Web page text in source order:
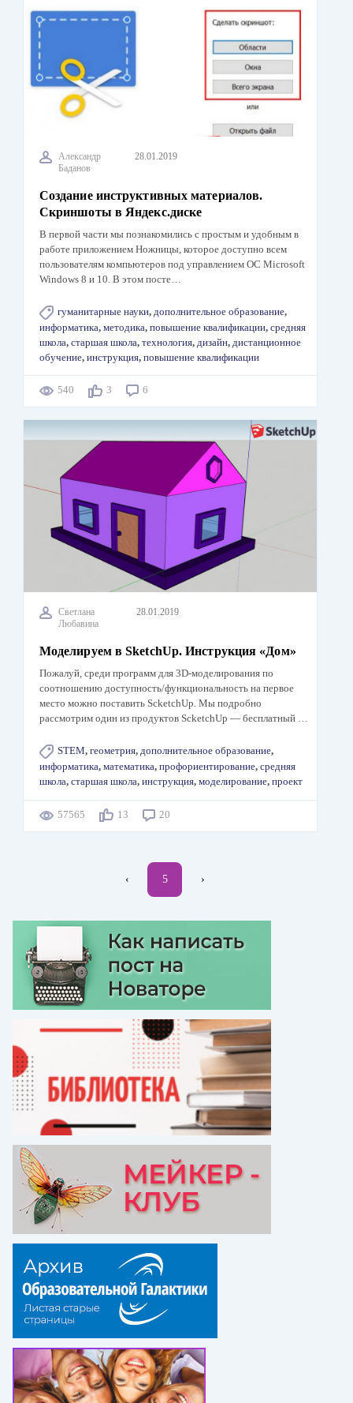
Александр
Баданов
28.01.2019
Создание инструктивных материалов.
Скриншоты в Яндекс.диске
В первой части мы познакомились с простым и удобным в
работе приложением Ножницы, которое доступно всем
пользователям компьютеров под управлением ОС Microsoft
Windows 8 и 10. В этом посте…
гуманитарные науки, дополнительное образование,
информатика, методика, повышение квалификации, средняя
школа, старшая школа, технология, дизайн, дистанционное
обучение, инструкция, повышение квалификации
540 3 6
Светлана
Любавина
28.01.2019
Моделируем в SketchUp. Инструкция «Дом»
Пожалуй, среди программ для 3D-моделирования по
соотношению доступность/функциональность на первое
место можно поставить ScketchUp. Мы подробно
рассмотрим один из продуктов ScketchUp — бесплатный …
STEM, геометрия, дополнительное образование,
информатика, математика, профориентирование, средняя
школа, старшая школа, инструкция, моделирование, проект
57565 13 20
←
‹ Текущая
5 Следующая
›